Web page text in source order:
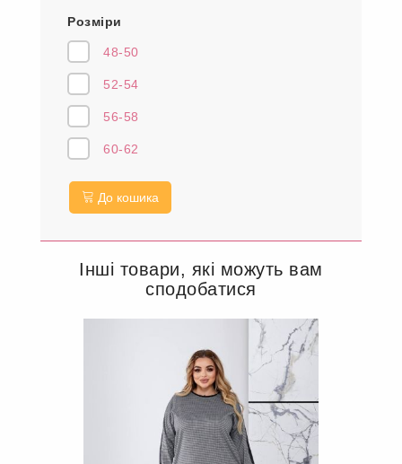
Розміри
48-50
52-54
56-58
60-62
До кошика
Інші товари, які можуть вам
сподобатися